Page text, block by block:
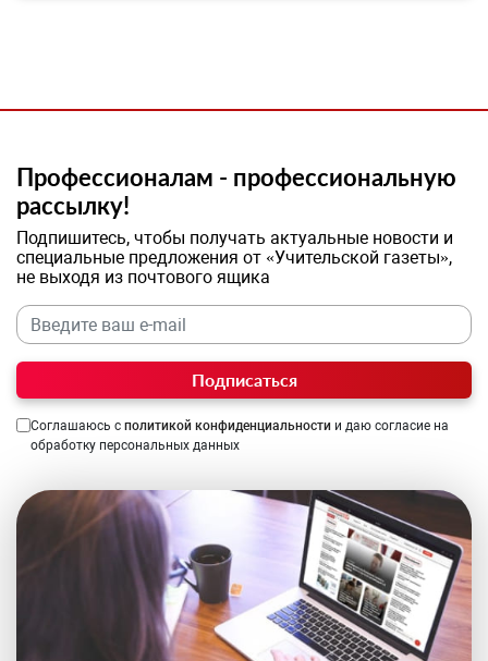
Профессионалам - профессиональную
рассылку!
Подпишитесь, чтобы получать актуальные новости и
специальные предложения от «Учительской газеты»,
не выходя из почтового ящика
Подписаться
Соглашаюсь с политикой конфиденциальности и даю согласие на
обработку персональных данных